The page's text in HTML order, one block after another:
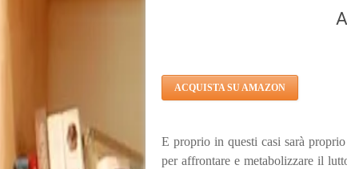
ACQUISTA SU AMAZON
E proprio in questi casi sarà
per affrontare e metabolizzare il